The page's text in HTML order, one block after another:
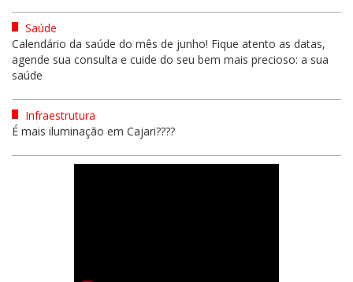
Saúde
Calendário da saúde do mês de junho! Fique atento as datas,
agende sua consulta e cuide do seu bem mais precioso: a sua
saúde
Infraestrutura
É mais iluminação em Cajari????